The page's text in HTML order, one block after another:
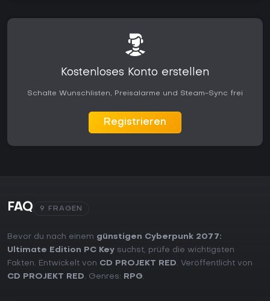
Kostenloses Konto erstellen
Schalte Wunschlisten, Preisalarme und Steam-Sync frei
Registrieren
FAQ 9 FRAGEN
Bevor du nach einem günstigen Cyberpunk 2077:
Ultimate Edition PC Key suchst, prüfe die wichtigsten
Fakten. Entwickelt von CD PROJEKT RED. Veröffentlicht von
CD PROJEKT RED. Genres: RPG.